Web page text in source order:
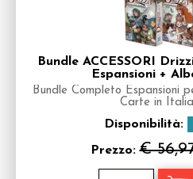
Bundle ACCESSORI
Espansioni +
Bundle Completo Espansioni
Carte in
Disponibilità:
Prezzo:€